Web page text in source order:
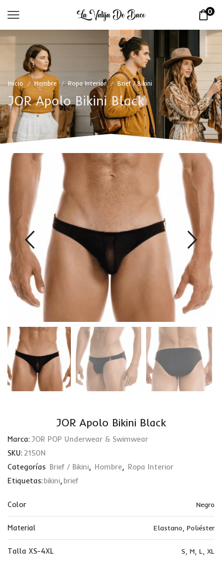
0
Inicio / Hombre / Ropa Interior / Brief / Bikini
JOR Apolo Bikini Black
JOR Apolo Bikini Black
Marca: JOR POP Underwear & Swimwear
SKU: 2150N
Categorías Brief / Bikini, Hombre, Ropa Interior
Etiquetas:bikini, brief
Color Negro
Material Elastano, Poliéster
Talla XS-4XL S, M, L, XL